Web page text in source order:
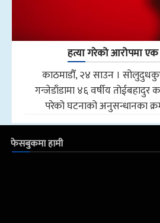
हत्या गरेको आरोपमा एक
काठमाडौँ, २४ साउन ।
गन्जेडाँडामा ४६ वर्षीय
परेको घटनाको अनुसन्धानका
फेसबुकमा हामी